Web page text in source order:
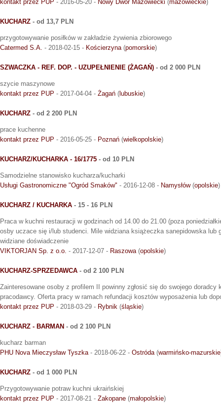
kontakt przez PUP - 2016-05-20 - Nowy Dwór Mazowiecki (mazowieckie)
KUCHARZ - od 13,7 PLN
przygotowywanie posiłków w zakładzie żywienia zbiorowego
Catermed S.A. - 2018-02-15 - Kościerzyna (pomorskie)
SZWACZKA - REF. DOP. - UZUPEŁNIENIE (ŻAGAŃ) - od 2 000 PLN
szycie maszynowe
kontakt przez PUP - 2017-04-04 - Żagań (lubuskie)
KUCHARZ - od 2 200 PLN
prace kuchenne
kontakt przez PUP - 2016-05-25 - Poznań (wielkopolskie)
KUCHARZ/KUCHARKA - 16/1775 - od 10 PLN
Samodzielne stanowisko kucharza/kucharki
Usługi Gastronomiczne "Ogród Smaków" - 2016-12-08 - Namysłów(opolskie)
KUCHARZ / KUCHARKA - 15 - 16 PLN
Praca w kuchni restauracji w godzinach od 14.00 do 21.00 (poza
osby uczace się i/lub studenci. Mile widziana książeczka sanepidowska lub
widziane doświadczenie
VIKTORJAN Sp. z o.o. - 2017-12-07 - Raszowa (opolskie)
KUCHARZ-SPRZEDAWCA - od 2 100 PLN
Zainteresowane osoby z profilem II powinny zgłosić się do swojego doradcy
pracodawcy. Oferta pracy w ramach refundacji kosztów wyposażenia lub
kontakt przez PUP - 2018-03-29 - Rybnik (śląskie)
KUCHARZ - BARMAN - od 2 100 PLN
kucharz barman
PHU Nova Mieczysław Tyszka - 2018-06-22 - Ostróda (warmińsko-mazurskie
KUCHARZ - od 1 000 PLN
Przygotowywanie potraw kuchni ukraińskiej
kontakt przez PUP - 2017-08-21 - Zakopane (małopolskie)